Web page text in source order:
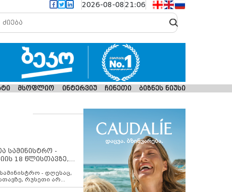
2026-08-08 21:06
მსოფლიო ინტერვიუ ჩინეთი ბიზნეს ნიუსი
სამინისტრო -
18 წლისთავზე,
- დღესაც,
რუსეთი არ
შუამავლობით